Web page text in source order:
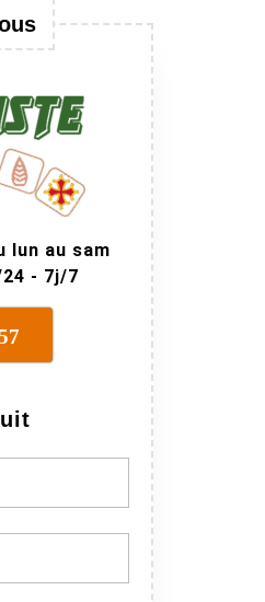
lun au sam
- 7j/7